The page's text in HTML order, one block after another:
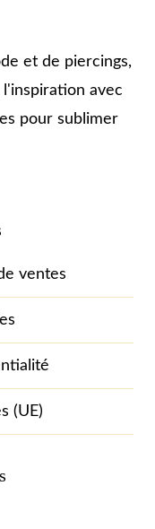
et de piercings,
avec
pour sublimer
ventes
(UE)